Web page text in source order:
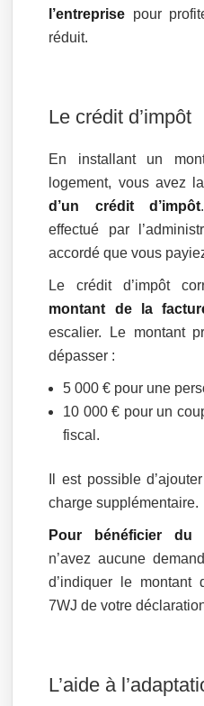
l’entreprise pour
réduit.
Le crédit d’impôt
En installant un
logement, vous avez
d’un crédit d’impôt
effectué par
accordé que vous
Le crédit d’impôt
montant de la
escalier. Le montant
dépasser :
5 000 € pour une
10 000 € pour un
fiscal.
Il est possible
charge supplémentaire.
Pour bénéficier du
n’avez aucune
d’indiquer le
7WJ de votre
L’aide à